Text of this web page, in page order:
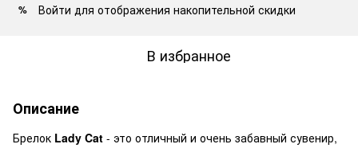
% Войти для отображения накопительной скидки
В избранное
Описание
Брелок Lady Cat - это отличный и очень забавный сувенир,